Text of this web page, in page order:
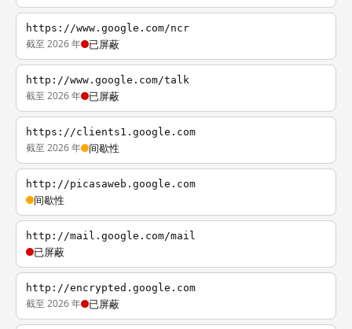
https://www.google.com/ncr
截至 2026 年 已屏蔽
http://www.google.com/talk
截至 2026 年 已屏蔽
https://clients1.google.com
截至 2026 年 间歇性
http://picasaweb.google.com
间歇性
http://mail.google.com/mail
已屏蔽
http://encrypted.google.com
截至 2026 年 已屏蔽